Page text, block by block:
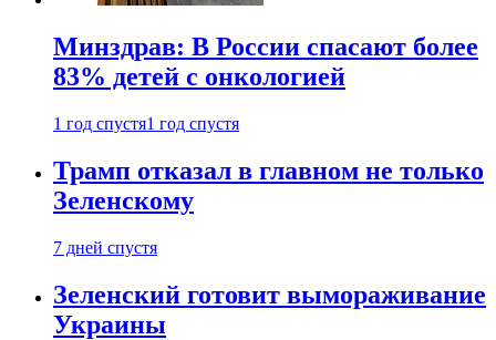
Минздрав: В России спасают более
83% детей с онкологией
1 год спустя1 год спустя
Трамп отказал в главном не только
Зеленскому
7 дней спустя
Зеленский готовит вымораживание
Украины